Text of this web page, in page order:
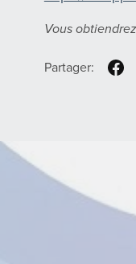
Vous
Partager: